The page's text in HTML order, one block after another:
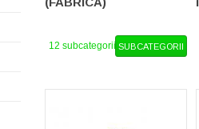
12 subcategorii SUBCATEGORII